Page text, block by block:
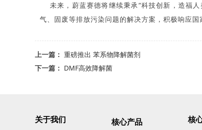
未来，蔚蓝赛德将继续秉承“科技创新，造福人
气、固废等排放污染问题的解决方案，积极响应
上一篇： 重磅推出 苯系物降解菌剂
下一篇： DMF高效降解菌
关于我们 核心产品 核